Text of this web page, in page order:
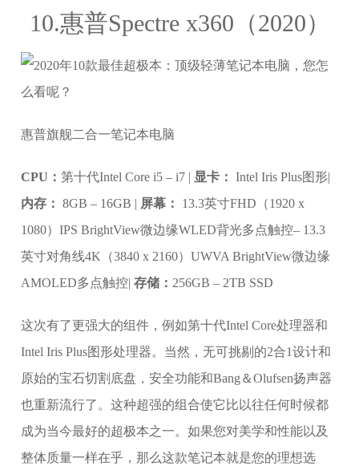
10.惠普Spectre x360（2020）
惠普旗舰二合一笔记本电脑
CPU：第十代Intel Core i5 – i7 | 显卡： Intel Iris Plus图形|
内存： 8GB – 16GB | 屏幕：
13.3英寸FHD（1920 x
1080）IPS BrightView微边缘WLED背光多点触控– 13.3
英寸对角线4K（3840 x 2160）UWVA BrightView微边缘
AMOLED多点触控|存储： 256GB – 2TB SSD
这次有了更强大的组件，例如第十代Intel Core处理器和
Intel Iris Plus图形处理器。当然，无可挑剔的2合1设计和
原始的宝石切割底盘，安全功能和Bang＆Olufsen扬声器
也重新流行了。这种超强的组合使它比以往任何时候都
成为当今最好的超极本之一。如果您对美学和性能以及
整体质量一样在乎，那么这款笔记本就是您的理想选